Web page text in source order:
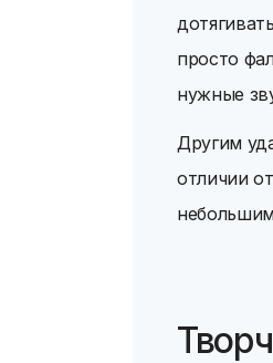
просто
нужные
Другим
отличии